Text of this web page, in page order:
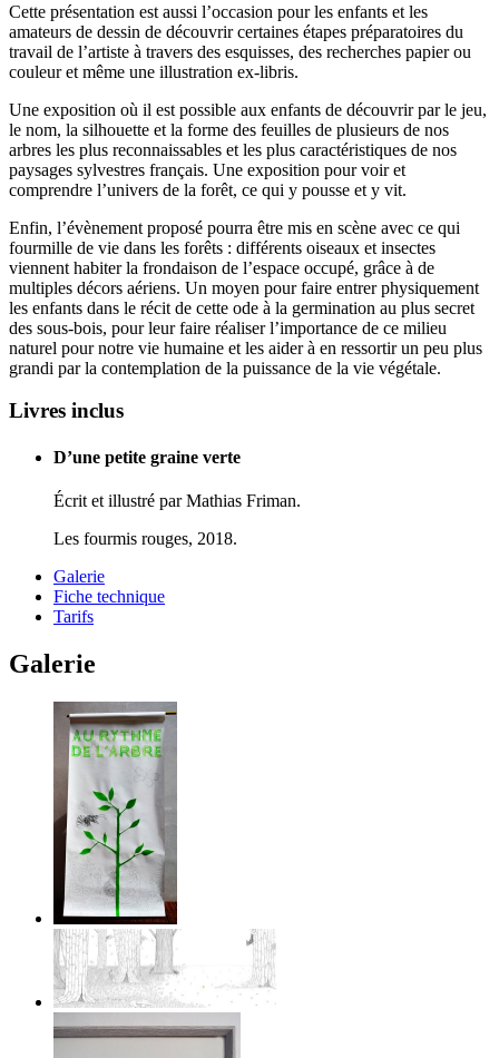
Cette présentation est aussi l’occasion pour les enfants et les
amateurs de dessin de découvrir certaines étapes préparatoires du
travail de l’artiste à travers des esquisses, des recherches papier ou
couleur et même une illustration ex-libris.
Une exposition où il est possible aux enfants de découvrir par le jeu,
le nom, la silhouette et la forme des feuilles de plusieurs de nos
arbres les plus reconnaissables et les plus caractéristiques de nos
paysages sylvestres français. Une exposition pour voir et
comprendre l’univers de la forêt, ce qui y pousse et y vit.
Enfin, l’évènement proposé pourra être mis en scène avec ce qui
fourmille de vie dans les forêts : différents oiseaux et insectes
viennent habiter la frondaison de l’espace occupé, grâce à de
multiples décors aériens. Un moyen pour faire entrer physiquement
les enfants dans le récit de cette ode à la germination au plus secret
des sous-bois, pour leur faire réaliser l’importance de ce milieu
naturel pour notre vie humaine et les aider à en ressortir un peu plus
grandi par la contemplation de la puissance de la vie végétale.
Livres inclus
D’une petite graine verte
Écrit et illustré par Mathias Friman.
Les fourmis rouges, 2018.
Galerie
Fiche technique
Tarifs
Galerie